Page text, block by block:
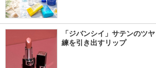
「ジバンシイ」サテンのツ
練を引き出すリップ